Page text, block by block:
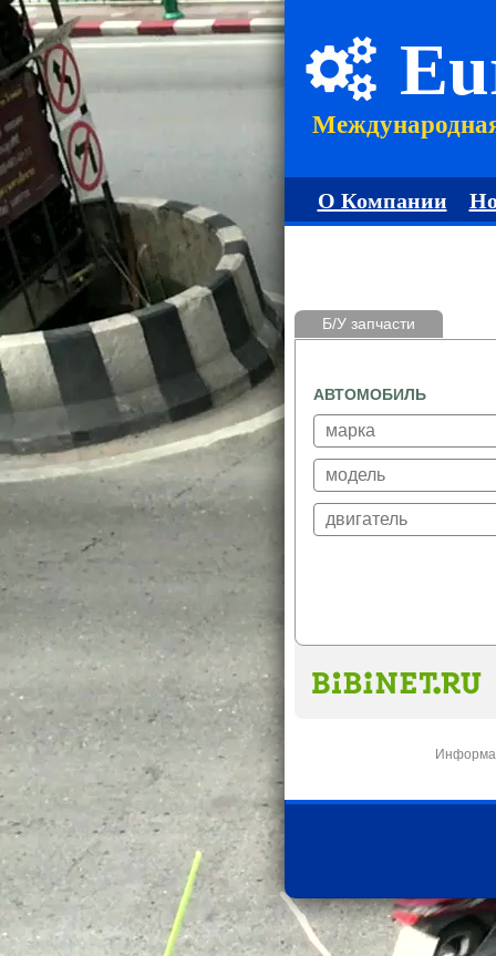
О Компании
Б/У запчасти
АВТОМОБИЛЬ